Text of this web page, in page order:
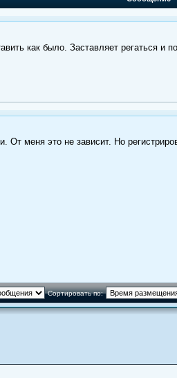
как было. Заставляет регаться и
меня это не зависит. Но
Сортировать по: